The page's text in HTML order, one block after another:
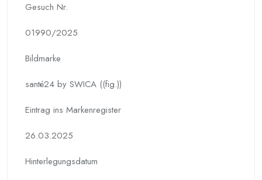
Gesuch Nr.
01990/2025
Bildmarke
santé24 by SWICA ((fig.))
Eintrag ins Markenregister
26.03.2025
Hinterlegungs­datum